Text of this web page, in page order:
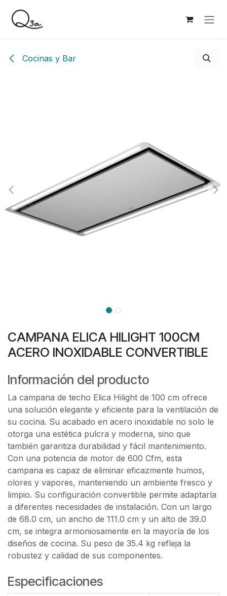
Cocinas y Bar
CAMPANA ELICA HILIGHT 100CM
ACERO INOXIDABLE CONVERTIBLE
Información del producto
La campana de techo Elica Hilight de 100 cm ofrece
una solución elegante y eficiente para la ventilación de
su cocina. Su acabado en acero inoxidable no solo le
otorga una estética pulcra y moderna, sino que
también garantiza durabilidad y fácil mantenimiento.
Con una potencia de motor de 600 Cfm, esta
campana es capaz de eliminar eficazmente humos,
olores y vapores, manteniendo un ambiente fresco y
limpio. Su configuración convertible permite adaptarla
a diferentes necesidades de instalación. Con un largo
de 68.0 cm, un ancho de 111.0 cm y un alto de 39.0
cm, se integra armoniosamente en la mayoría de los
diseños de cocina. Su peso de 35.4 kg refleja la
robustez y calidad de sus componentes.
Especificaciones